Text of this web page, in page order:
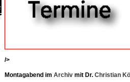
/>
Montagabend im Archiv mit Dr. Christian